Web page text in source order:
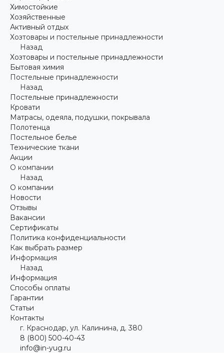
Химостойкие
Хозяйственные
Активный отдых
Хозтовары и постельные принадлежности
Назад
Хозтовары и постельные принадлежности
Бытовая химия
Постельные принадлежности
Назад
Постельные принадлежности
Кровати
Матрасы, одеяла, подушки, покрывала
Полотенца
Постельное белье
Технические ткани
Акции
О компании
Назад
О компании
Новости
Отзывы
Вакансии
Сертификаты
Политика конфиденциальности
Как выбрать размер
Информация
Назад
Информация
Способы оплаты
Гарантии
Статьи
Контакты
г. Краснодар, ул. Калинина, д. 380
8 (800) 500-40-43
info@in-yug.ru